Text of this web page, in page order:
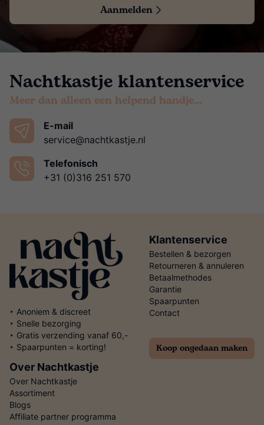
Aanmelden
Nachtkastje klantenservice
Meer dan alleen een helpend handje…
E-mail
service@nachtkastje.nl
Telefonisch
+31 (0)316 251 570
‣ Anoniem & discreet
‣ Snelle bezorging
‣ Gratis verzending vanaf 60,-
‣ Spaarpunten = korting!
Klantenservice
Bestellen & bezorgen
Retourneren & annuleren
Betaalmethodes
Garantie
Spaarpunten
Contact
Koop ongedaan maken
Over Nachtkastje
Over Nachtkastje
Assortiment
Blogs
Affiliate partner programma